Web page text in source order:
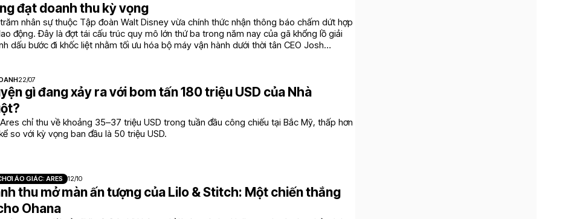
đạt doanh thu kỳ vọng
nhân sự thuộc Tập đoàn Walt Disney vừa chính thức nhận thông báo chấm dứt hợp
động. Đây là đợt tái cấu trúc quy mô lớn thứ ba trong năm nay của gã khổng lồ giải
dấu bước đi khốc liệt nhằm tối ưu hóa bộ máy vận hành dưới thời tân CEO Josh
22/07
gì đang xảy ra với bom tấn 180 triệu USD của Nhà
chỉ thu về khoảng 35–37 triệu USD trong tuần đầu công chiếu tại Bắc Mỹ, thấp hơn
so với kỳ vọng ban đầu là 50 triệu USD.
ẢO GIÁC: ARES 12/10
thu mở màn ấn tượng của Lilo & Stitch: Một chiến thắng
Ohana